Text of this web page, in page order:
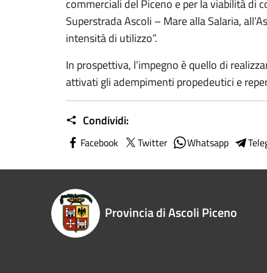
commerciali del Piceno e per la viabilità di
Superstrada Ascoli – Mare alla Salaria,
intensità di utilizzo”.
In prospettiva, l’impegno è quello di
attivati gli adempimenti propedeutici e
Condividi:
Facebook Twitter Whatsapp
Provincia di Ascoli Piceno